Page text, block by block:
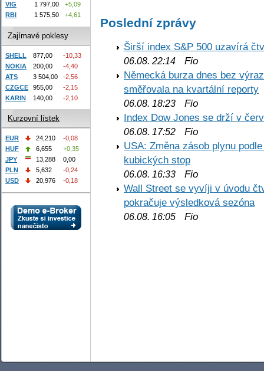
Poslední zprávy
Širší index S&P 500 uzavírá
06.08. 22:14 Fio
Německá burza dnes bez
směřovala na kvartální reporty
06.08. 18:23 Fio
Index Dow Jones se drží v
06.08. 17:52 Fio
USA: Změna zásob plynu
kubických stop
06.08. 16:33 Fio
Wall Street se vyvíji v úvodu
pokračuje výsledková sezóna
06.08. 16:05 Fio
VIG
1 797,00
+5,09
RBI
1 575,50 +4,61
Zajímavé poklesy
SHELL 877,00
-10,33
NOKIA
200,00
-4,40
ATS
3 504,00
-2,56
CZGCE
955,00
-2,15
KARIN
140,00 -2,10
Kurzovní lístek
EUR 24,210
-0,08
HUF
6,655
+0,35
JPY
13,288
0,00
PLN
5,632
-0,24
USD
20,976 -0,18